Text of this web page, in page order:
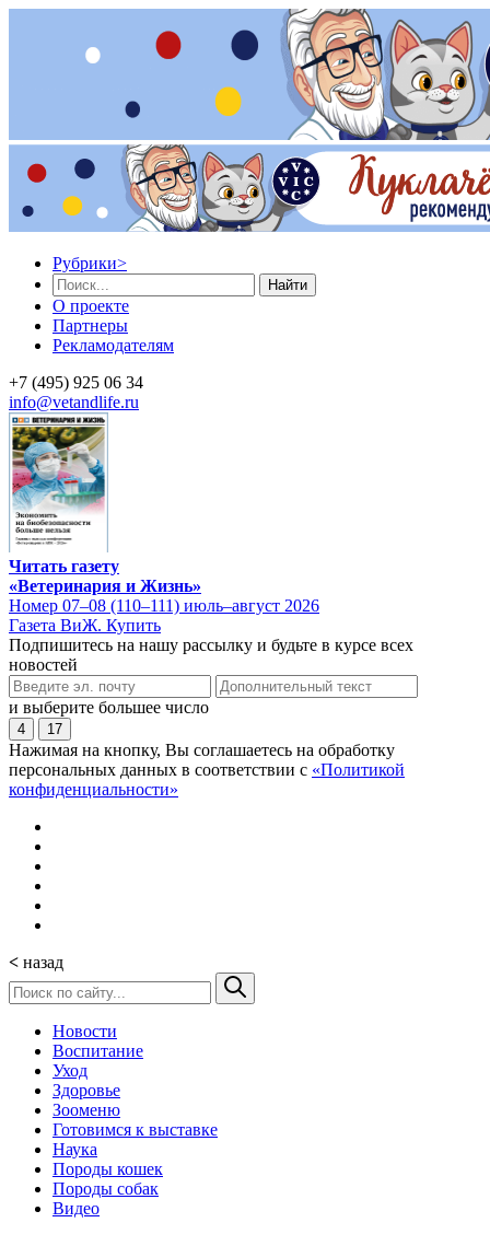
Рубрики>
Найти
О проекте
Партнеры
Рекламодателям
+7 (495) 925 06 34
info@vetandlife.ru
Читать газету
«Ветеринария и Жизнь»
Номер 07–08 (110–111) июль–август 2026
Газета ВиЖ. Купить
Подпишитесь на нашу рассылку и будьте в курсе всех
новостей
и выберите большее число
4 17
Нажимая на кнопку, Вы соглашаетесь на обработку
персональных данных в соответствии с «Политикой
конфиденциальности»
< назад
Новости
Воспитание
Уход
Здоровье
Зооменю
Готовимся к выставке
Наука
Породы кошек
Породы собак
Видео